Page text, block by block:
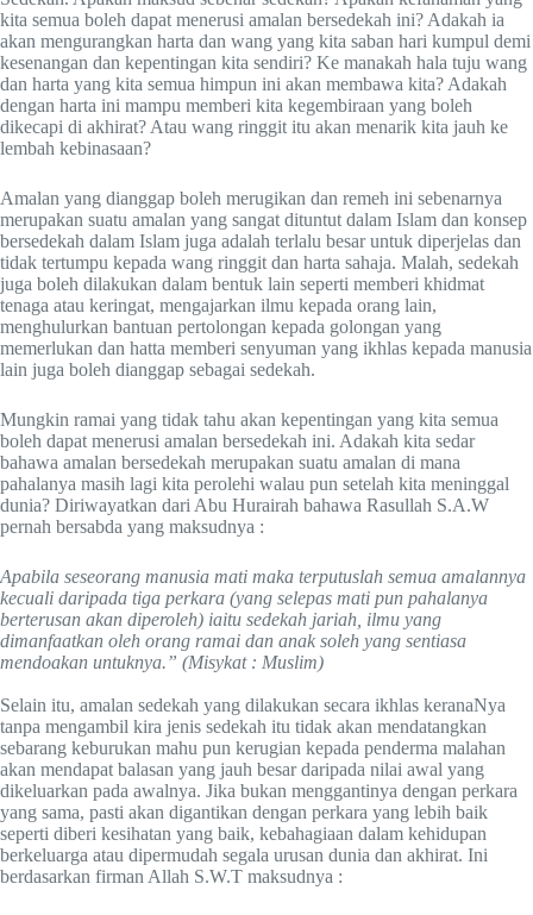
kita semua boleh dapat menerusi amalan bersedekah ini? Adakah ia
akan mengurangkan harta dan wang yang kita saban hari kumpul demi
kesenangan dan kepentingan kita sendiri? Ke manakah hala tuju wang
dan harta yang kita semua himpun ini akan membawa kita? Adakah
dengan harta ini mampu memberi kita kegembiraan yang boleh
dikecapi di akhirat? Atau wang ringgit itu akan menarik kita jauh ke
lembah kebinasaan?
Amalan yang dianggap boleh merugikan dan remeh ini sebenarnya
merupakan suatu amalan yang sangat dituntut dalam Islam dan konsep
bersedekah dalam Islam juga adalah terlalu besar untuk diperjelas dan
tidak tertumpu kepada wang ringgit dan harta sahaja. Malah, sedekah
juga boleh dilakukan dalam bentuk lain seperti memberi khidmat
tenaga atau keringat, mengajarkan ilmu kepada orang lain,
menghulurkan bantuan pertolongan kepada golongan yang
memerlukan dan hatta memberi senyuman yang ikhlas kepada manusia
lain juga boleh dianggap sebagai sedekah.
Mungkin ramai yang tidak tahu akan kepentingan yang kita semua
boleh dapat menerusi amalan bersedekah ini. Adakah kita sedar
bahawa amalan bersedekah merupakan suatu amalan di mana
pahalanya masih lagi kita perolehi walau pun setelah kita meninggal
dunia? Diriwayatkan dari Abu Hurairah bahawa Rasullah S.A.W
pernah bersabda yang maksudnya :
Apabila seseorang manusia mati maka terputuslah semua amalannya
kecuali daripada tiga perkara (yang selepas mati pun pahalanya
berterusan akan diperoleh) iaitu sedekah jariah, ilmu yang
dimanfaatkan oleh orang ramai dan anak soleh yang sentiasa
mendoakan untuknya.” (Misykat : Muslim)
Selain itu, amalan sedekah yang dilakukan secara ikhlas keranaNya
tanpa mengambil kira jenis sedekah itu tidak akan mendatangkan
sebarang keburukan mahu pun kerugian kepada penderma malahan
akan mendapat balasan yang jauh besar daripada nilai awal yang
dikeluarkan pada awalnya. Jika bukan menggantinya dengan perkara
yang sama, pasti akan digantikan dengan perkara yang lebih baik
seperti diberi kesihatan yang baik, kebahagiaan dalam kehidupan
berkeluarga atau dipermudah segala urusan dunia dan akhirat. Ini
berdasarkan firman Allah S.W.T maksudnya :